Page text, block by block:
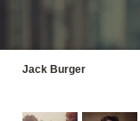
Jack Burger